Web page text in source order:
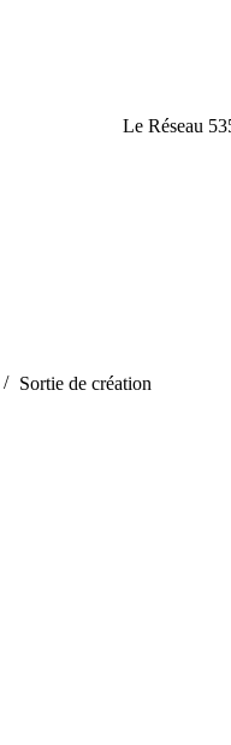
Le Réseau
Sortie de création